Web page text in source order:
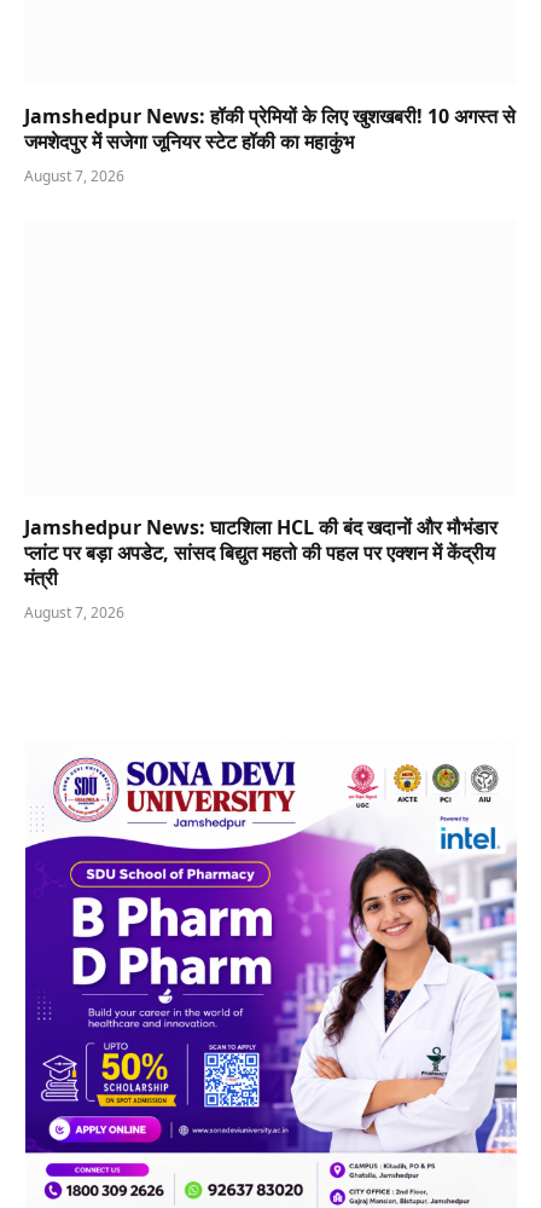
Jamshedpur News: हॉकी प्रेमियों के लिए खुशखबरी! 10 अगस्त से
जमशेदपुर में सजेगा जूनियर स्टेट हॉकी का महाकुंभ
August 7, 2026
Jamshedpur News: घाटशिला HCL की बंद खदानों और मौभंडार
प्लांट पर बड़ा अपडेट, सांसद बिद्युत महतो की पहल पर एक्शन में केंद्रीय
मंत्री
August 7, 2026